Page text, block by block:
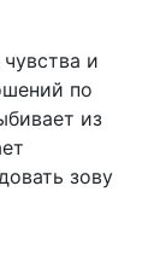
и
по
из
зову